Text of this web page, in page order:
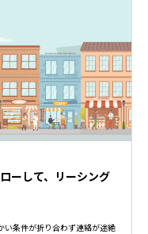
ーして、リーシング
い条件が折り合わず連絡が途絶